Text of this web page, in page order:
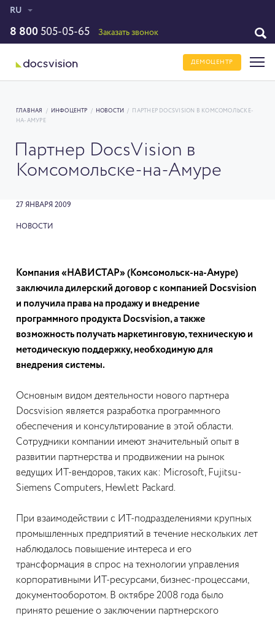
RU
8 800 505-05-65 Заказать звонок
ДЕМОЦЕНТР
ГЛАВНАЯ / ИНФОЦЕНТР / НОВОСТИ /
ПАРТНЕР DOCSVISION В КОМСОМОЛЬСКЕ-
НА-АМУРЕ
Партнер DocsVision в
Комсомольске-на-Амуре
27 ЯНВАРЯ 2009
НОВОСТИ
Компания «НАВИСТАР» (Комсомольск-на-Амуре)
заключила дилерский договор с компанией Docsvision
и получила права на продажу и внедрение
программного продукта Docsvision, а также
возможность получать маркетинговую, техническую и
методическую поддержку, необходимую для
внедрения системы.
Основным видом деятельности нового партнера
Docsvision является разработка программного
обеспечения и консультирование в этой области.
Сотрудники компании имеют значительный опыт в
развитии партнерства и продвижении на рынок
ведущих ИТ-вендоров, таких как: Microsoft, Fujitsu-
Siemens Computers, Hewlett Packard.
При взаимодействии с ИТ-подразделениями крупных
промышленных предприятий в течение нескольких лет
наблюдалось повышение интереса и его
трансформация в спрос на технологии управления
корпоративными ИТ-ресурсами, бизнес-процессами,
документооборотом. В октябре 2008 года было
принято решение о заключении партнерского